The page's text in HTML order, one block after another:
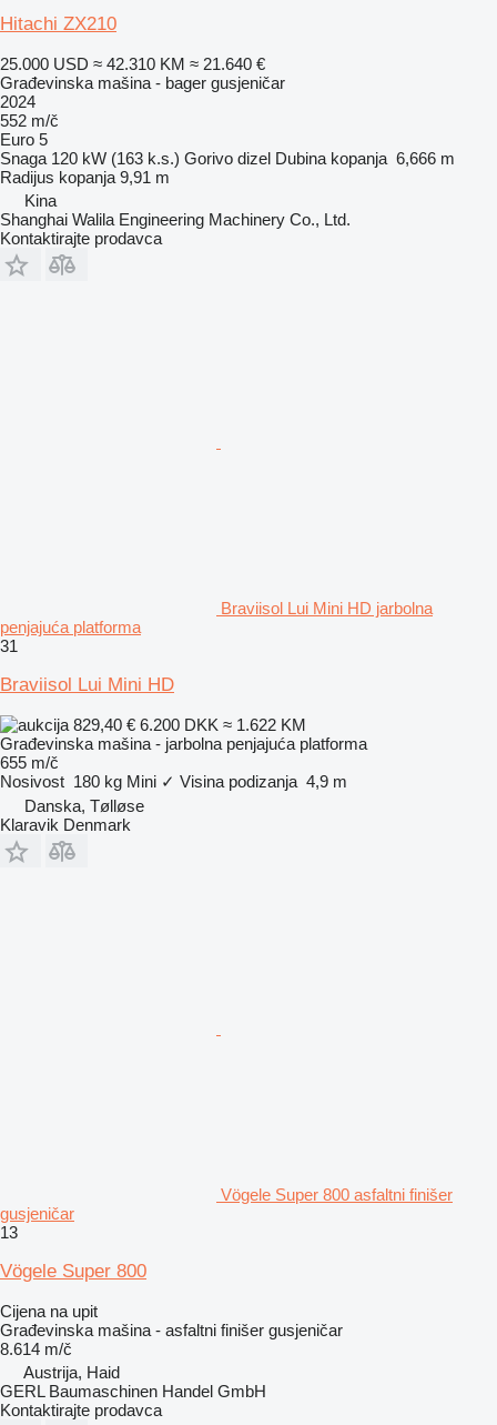
Hitachi ZX210
25.000 USD ≈ 42.310 KM ≈ 21.640 €
Građevinska mašina - bager gusjeničar
2024
552 m/č
Euro 5
Snaga 120 kW (163 k.s.) Gorivo dizel Dubina kopanja 6,666 m
Radijus kopanja 9,91 m
Kina
Shanghai Walila Engineering Machinery Co., Ltd.
Kontaktirajte prodavca
Braviisol Lui Mini HD jarbolna
penjajuća platforma
31
Braviisol Lui Mini HD
829,40 € 6.200 DKK ≈ 1.622 KM
Građevinska mašina - jarbolna penjajuća platforma
655 m/č
Nosivost 180 kg Mini ✓ Visina podizanja 4,9 m
Danska, Tølløse
Klaravik Denmark
Vögele Super 800 asfaltni finišer
gusjeničar
13
Vögele Super 800
Cijena na upit
Građevinska mašina - asfaltni finišer gusjeničar
8.614 m/č
Austrija, Haid
GERL Baumaschinen Handel GmbH
Kontaktirajte prodavca